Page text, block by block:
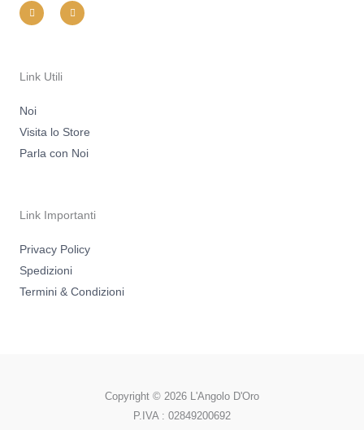
n
s
t
m
a
c
e
Link Utili
Noi
Visita lo Store
Parla con Noi
Link Importanti
Privacy Policy
Spedizioni
Termini & Condizioni
Copyright © 2026 L'Angolo D'Oro
P.IVA : 02849200692